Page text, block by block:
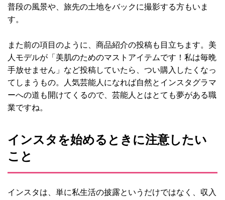
普段の風景や、旅先の土地をバックに撮影する方もいま
す。
また前の項目のように、商品紹介の投稿も目立ちます。美
人モデルが「美肌のためのマストアイテムです！私は毎晩
手放せません」など投稿していたら、つい購入したくなっ
てしまうもの。人気芸能人になれば自然とインスタグラマ
ーへの道も開けてくるので、芸能人とはとても夢がある職
業ですね。
インスタを始めるときに注意したい
こと
インスタは、単に私生活の披露というだけではなく、収入